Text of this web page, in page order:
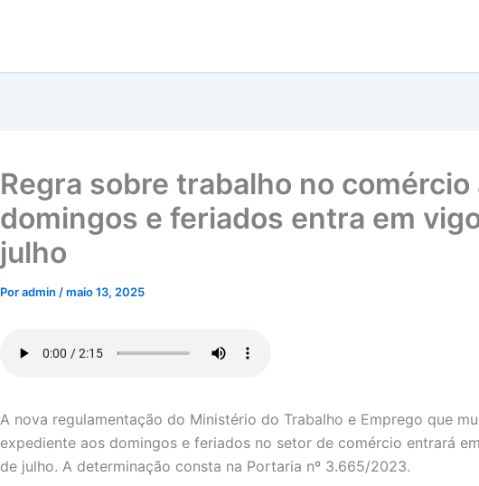
Regra sobre trabalho no comércio
domingos e feriados entra em
julho
Poradmin /maio 13, 2025
A nova regulamentação do Ministério do Trabalho e Emprego que
expediente aos domingos e feriados no setor de comércio entrará
de julho. A determinação consta na Portaria nº 3.665/2023.